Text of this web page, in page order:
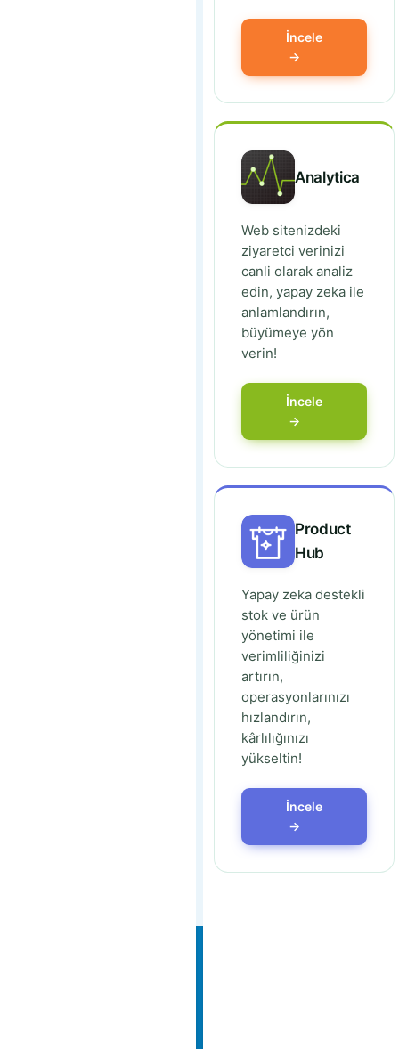
İncele
→
Analytica
Web sitenizdeki
ziyaretci verinizi
canli olarak analiz
edin, yapay zeka ile
anlamlandırın,
büyümeye yön
verin!
İncele
→
Product
Hub
Yapay zeka destekli
stok ve ürün
yönetimi ile
verimliliğinizi
artırın,
operasyonlarınızı
hızlandırın,
kârlılığınızı
yükseltin!
İncele
→